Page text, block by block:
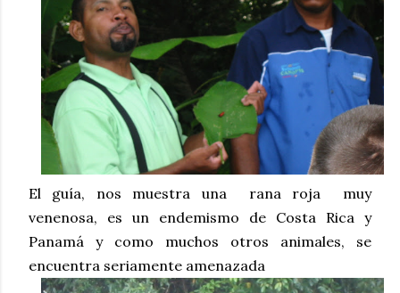
El guía, nos muestra una rana roja
muy
venenosa, es un endemismo de Costa Rica y
Panamá y como muchos otros animales, se
encuentra seriamente amenazada